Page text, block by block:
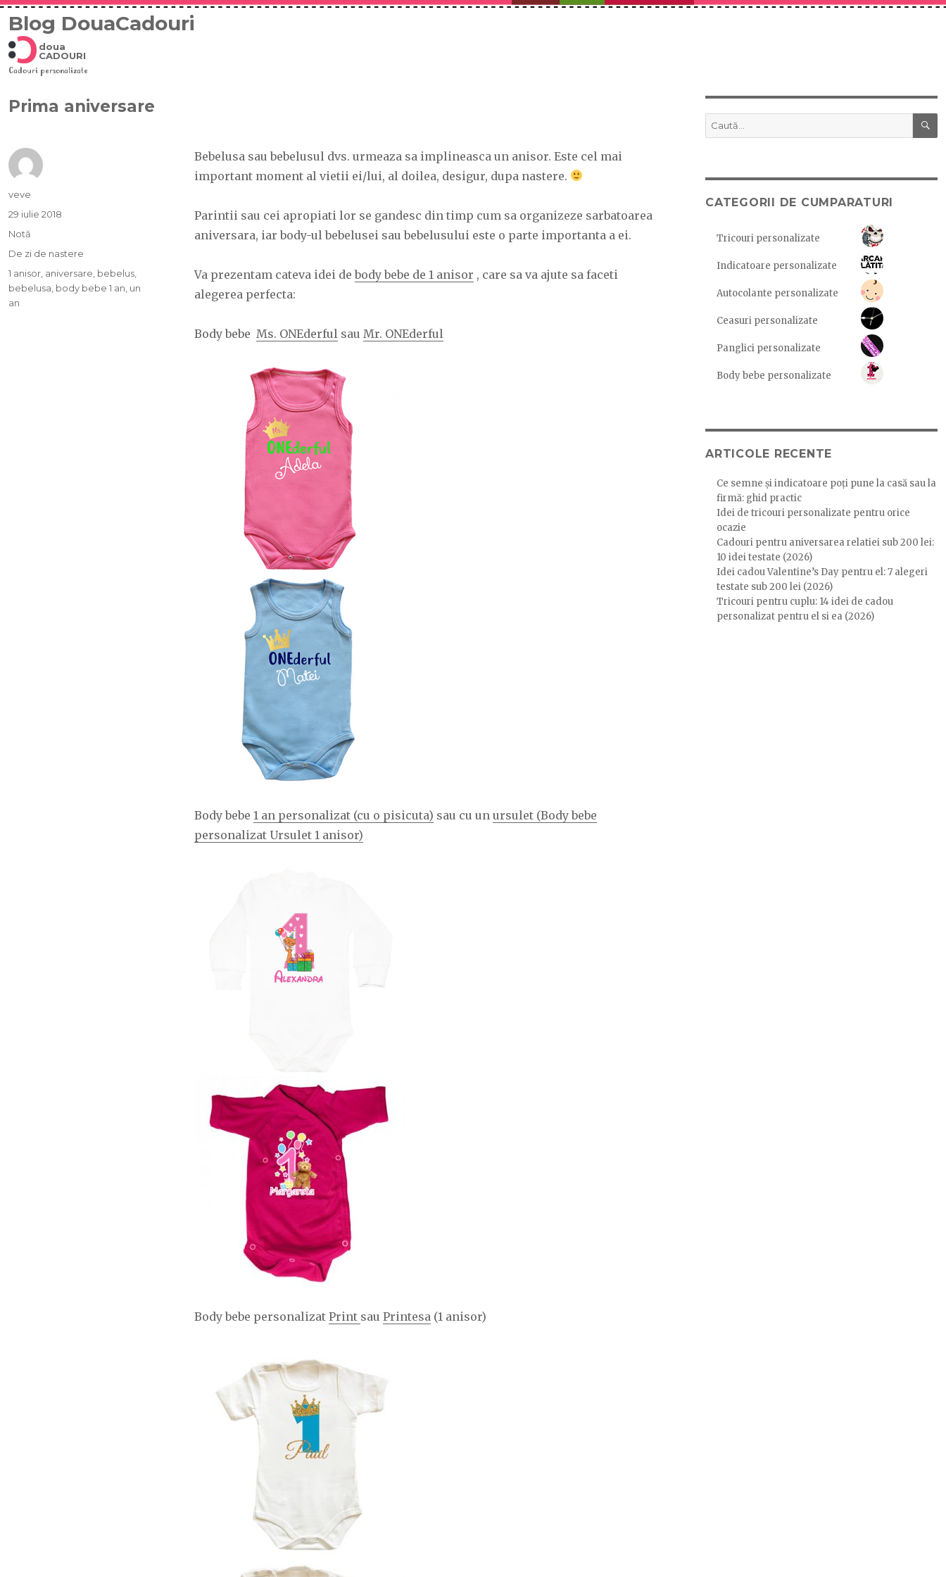
Blog DouaCadouri
doua
CADOURI
Cadouri personalizate
Prima aniversare
Bebelusa sau bebelusul dvs. urmeaza sa implineasca un anisor. Este cel mai
important moment al vietii ei/lui, al doilea, desigur, dupa nastere.
Parintii sau cei apropiati lor se gandesc din timp cum sa organizeze sarbatoarea
aniversara, iar body-ul bebelusei sau bebelusului este o parte importanta a ei.
Va prezentam cateva idei debody bebe de 1 anisor , care sa va ajute sa faceti
alegerea perfecta:
Body bebe Ms. ONEderful sau Mr. ONEderful
Body bebe 1 an personalizat (cu o pisicuta) sau cu un ursulet (Body bebe
personalizat Ursulet 1 anisor)
Body bebe personalizat Print sau Printesa (1 anisor)
Autor
veve
Publicat
pe
29 iulie 2018
Format
Notă
Categorii
De zi de nastere
Etichete
1 anisor aniversare bebelus
bebelusa body bebe 1 an un
an
Caută
după:
CATEGORII DE CUMPARATURI
Tricouri personalizate
Indicatoare personalizate
Autocolante personalizate
Ceasuri personalizate
Panglici personalizate
Body bebe personalizate
ARTICOLE RECENTE
Ce semne și indicatoare poți pune la casă sau la
firmă: ghid practic
Idei de tricouri personalizate pentru orice
ocazie
Cadouri pentru aniversarea relatiei sub 200 lei:
10 idei testate (2026)
Idei cadou Valentine’s Day pentru el: 7 alegeri
testate sub 200 lei (2026)
Tricouri pentru cuplu: 14 idei de cadou
personalizat pentru el si ea (2026)